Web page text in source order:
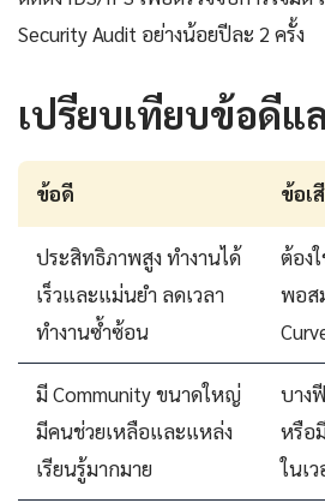
Security Audit อย่างน้อยปีละ 2 ครั้ง
เปรียบเทียบข้อดีแ
ข้อดี ข้อเ
ประสิทธิภาพสูง ทำงานได้
เร็วและแม่นยำ ลดเวลา
ทำงานซ้ำซ้อน
ต้อง
พอส
มี Community ขนาดใหญ่
มีคนช่วยเหลือและแหล่ง
เรียนรู้มากมาย
บาง
หรือ
ในเ